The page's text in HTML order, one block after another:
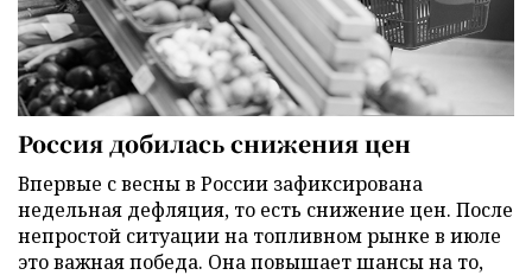
Россия добилась снижения цен
Впервые с весны в России зафиксирована
недельная дефляция, то есть снижение цен. После
непростой ситуации на топливном рынке в июле
это важная победа. Она повышает шансы на то,